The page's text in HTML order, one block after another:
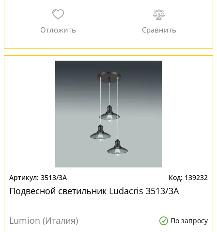
3513/3A 139232
Подвесной светильник Ludacris 3513/3A
Lumion (Италия) По запросу